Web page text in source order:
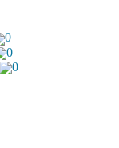
0
0
0